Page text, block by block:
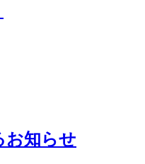
お知らせ